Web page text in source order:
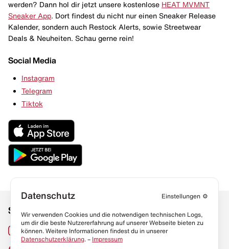
werden? Dann hol dir jetzt unsere kostenlose HEAT MVMNT
Sneaker App . Dort findest du nicht nur einen Sneaker Release
Kalender, sondern auch Restock Alerts, sowie Streetwear
Deals & Neuheiten. Schau gerne rein!
Social Media
Instagram
Telegram
Tiktok
Social Media
Instagram
Links
Sneaker Lexikon
Resell Guide
Datenschutz Einstellungen ⚙️
Wir verwenden Cookies und die notwendigen technischen Logs,
um dir die beste Nutzererfahrung auf unserer Webseite bieten zu
können. Weitere Informationen findest du in unserer
Datenschutzerklärung. – Impressum